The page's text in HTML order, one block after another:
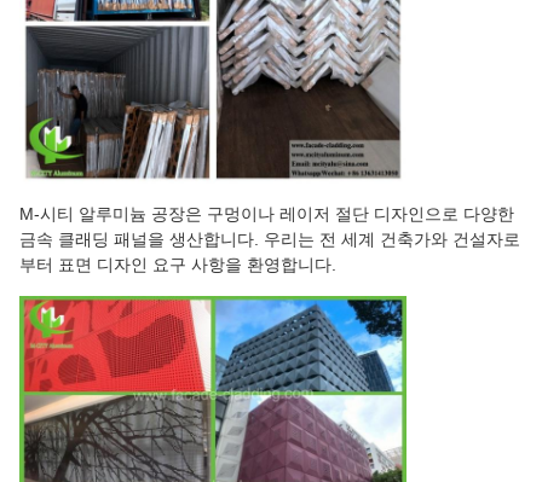
M-시티 알루미늄 공장은 구멍이나 레이저 절단 디자인으로 다양한
금속 클래딩 패널을 생산합니다. 우리는 전 세계 건축가와 건설자로
부터 표면 디자인 요구 사항을 환영합니다.